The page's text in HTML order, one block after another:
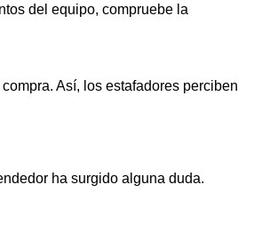
del equipo, compruebe la
Así, los estafadores perciben
ha surgido alguna duda.